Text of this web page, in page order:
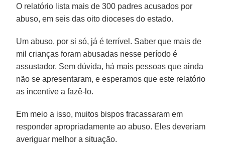
O relatório lista mais de 300 padres acusados ​​por
abuso, em seis das oito dioceses do estado.
Um abuso, por si só, já é terrível. Saber que mais de
mil crianças foram abusadas nesse período é
assustador. Sem dúvida, há mais pessoas que ainda
não se apresentaram, e esperamos que este relatório
as incentive a fazê-lo.
Em meio a isso, muitos bispos fracassaram em
responder apropriadamente ao abuso. Eles deveriam
averiguar melhor a situação.